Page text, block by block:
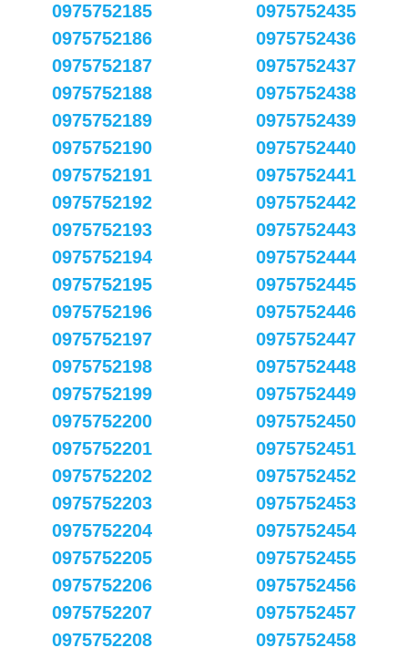
0975752185
0975752186
0975752187
0975752188
0975752189
0975752190
0975752191
0975752192
0975752193
0975752194
0975752195
0975752196
0975752197
0975752198
0975752199
0975752200
0975752201
0975752202
0975752203
0975752204
0975752205
0975752206
0975752207
0975752208
0975752435
0975752436
0975752437
0975752438
0975752439
0975752440
0975752441
0975752442
0975752443
0975752444
0975752445
0975752446
0975752447
0975752448
0975752449
0975752450
0975752451
0975752452
0975752453
0975752454
0975752455
0975752456
0975752457
0975752458